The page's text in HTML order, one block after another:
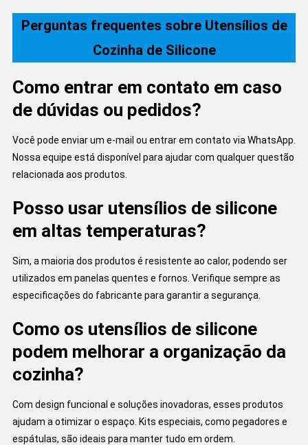
Perguntas frequentes sobre Utensílios de
Cozinha de Silicone
Como entrar em contato em caso
de dúvidas ou pedidos?
Você pode enviar um e-mail ou entrar em contato via WhatsApp.
Nossa equipe está disponível para ajudar com qualquer questão
relacionada aos produtos.
Posso usar utensílios de silicone
em altas temperaturas?
Sim, a maioria dos produtos é resistente ao calor, podendo ser
utilizados em panelas quentes e fornos. Verifique sempre as
especificações do fabricante para garantir a segurança.
Como os utensílios de silicone
podem melhorar a organização da
cozinha?
Com design funcional e soluções inovadoras, esses produtos
ajudam a otimizar o espaço. Kits especiais, como pegadores e
espátulas, são ideais para manter tudo em ordem.